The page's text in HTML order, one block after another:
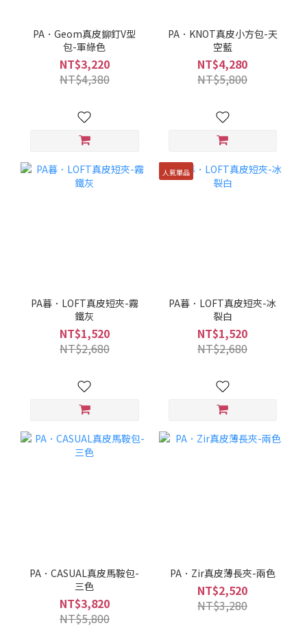
PA．Geom真皮鉚釘V型
包-軍綠色
NT$3,220
NT$4,380
PA．KNOT真皮小方包-天
空藍
NT$4,280
NT$5,800
PA暮．LOFT真皮短夾-霧
鐵灰
NT$1,520
NT$2,680
人氣單品
PA暮．LOFT真皮短夾-冰
裂白
NT$1,520
NT$2,680
PA．CASUAL真皮馬鞍包-
三色
NT$3,820
NT$5,800
PA．Zir真皮薄長夾-兩色
NT$2,520
NT$3,280